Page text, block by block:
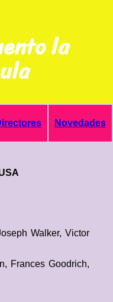
la
Novedades
Walker, Victor
Frances Goodrich,